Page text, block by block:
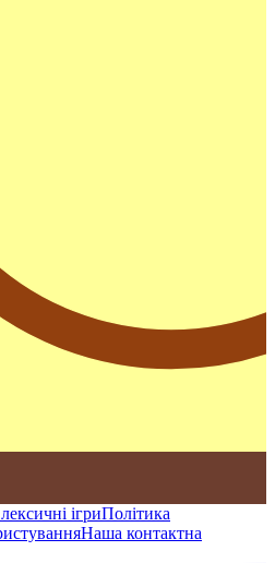
ігриПолітика
Наша контактна